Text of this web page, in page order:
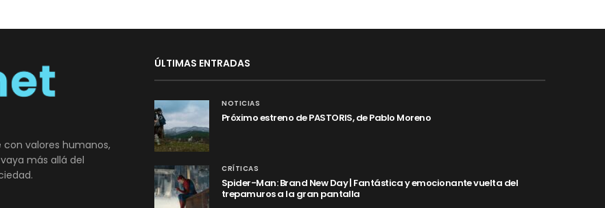
valores humanos,
más allá del
ÚLTIMAS ENTRADAS
NOTICIAS
Próximo estreno de PASTORIS, de Pablo Moreno
CRÍTICAS
Spider-Man: Brand New Day | Fantástica y emocionante vuelta del
trepamuros a la gran pantalla